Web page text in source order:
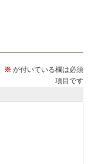
※ が付いている欄は必須
項目です